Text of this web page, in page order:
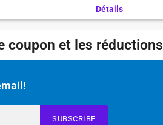
Détails
coupon et les réductions
SUBSCRIBE